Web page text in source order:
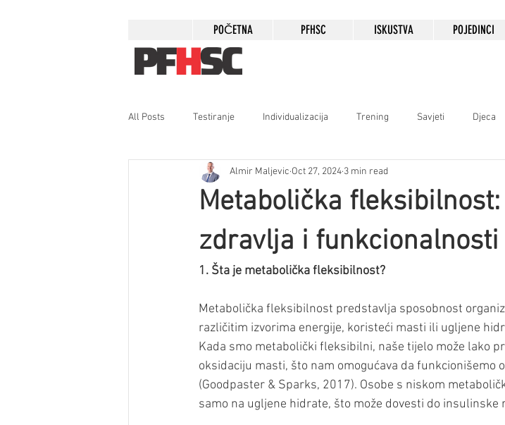
POČETNA PFHSC ISKUSTVA POJEDINCI
All Posts Testiranje Individualizacija Trening Savjeti Djeca
Zdravlje žene
Metabolička
zdravlja i funkcionalnosti
Almir Maljevic Oct 27, 2024 3 min read
1. Šta je metabolička fleksibilnost?
Metabolička fleksibilnost predstavlja sposobnost
različitim izvorima energije, koristeći masti ili ugljene
Kada smo metabolički fleksibilni, naše tijelo može lako
oksidaciju masti, što nam omogućava da funkcionišemo
(Goodpaster & Sparks, 2017). Osobe s niskom
samo na ugljene hidrate, što može dovesti do